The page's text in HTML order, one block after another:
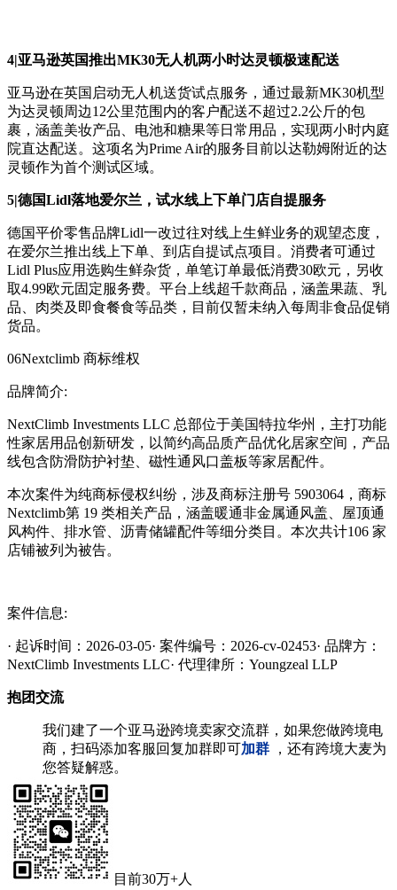
4|亚马逊英国推出MK30无人机两小时达灵顿极速配送
亚马逊在英国启动无人机送货试点服务，通过最新MK30机型
为达灵顿周边12公里范围内的客户配送不超过2.2公斤的包
裹，涵盖美妆产品、电池和糖果等日常用品，实现两小时内庭
院直达配送。这项名为Prime Air的服务目前以达勒姆附近的达
灵顿作为首个测试区域。
5|德国Lidl落地爱尔兰，试水线上下单门店自提服务
德国平价零售品牌Lidl一改过往对线上生鲜业务的观望态度，
在爱尔兰推出线上下单、到店自提试点项目。消费者可通过
Lidl Plus应用选购生鲜杂货，单笔订单最低消费30欧元，另收
取4.99欧元固定服务费。平台上线超千款商品，涵盖果蔬、乳
品、肉类及即食餐食等品类，目前仅暂未纳入每周非食品促销
货品。
06Nextclimb 商标维权
品牌简介:
NextClimb Investments LLC 总部位于美国特拉华州，主打功能
性家居用品创新研发，以简约高品质产品优化居家空间，产品
线包含防滑防护衬垫、磁性通风口盖板等家居配件。
本次案件为纯商标侵权纠纷，涉及商标注册号 5903064，商标
Nextclimb第 19 类相关产品，涵盖暖通非金属通风盖、屋顶通
风构件、排水管、沥青储罐配件等细分类目。本次共计106 家
店铺被列为被告。
案件信息:
· 起诉时间：2026-03-05· 案件编号：2026-cv-02453· 品牌方：
NextClimb Investments LLC· 代理律所：Youngzeal LLP
抱团交流
我们建了一个亚马逊跨境卖家交流群，如果您做跨境电
商，扫码添加客服回复加群即可加群
，还有跨境大麦为
您答疑解惑。
目前30万+人